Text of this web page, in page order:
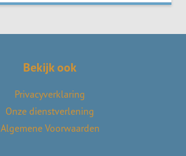
Bekijk ook
Privacyverklaring
Onze dienstverlening
Algemene Voorwaarden